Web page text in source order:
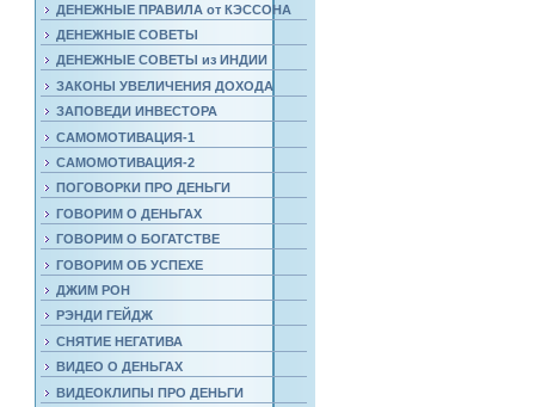
ДЕНЕЖНЫЕ ПРАВИЛА от КЭССОНА
ДЕНЕЖНЫЕ СОВЕТЫ
ДЕНЕЖНЫЕ СОВЕТЫ из ИНДИИ
ЗАКОНЫ УВЕЛИЧЕНИЯ ДОХОДА
ЗАПОВЕДИ ИНВЕСТОРА
САМОМОТИВАЦИЯ-1
САМОМОТИВАЦИЯ-2
ПОГОВОРКИ ПРО ДЕНЬГИ
ГОВОРИМ О ДЕНЬГАХ
ГОВОРИМ О БОГАТСТВЕ
ГОВОРИМ ОБ УСПЕХЕ
ДЖИМ РОН
РЭНДИ ГЕЙДЖ
СНЯТИЕ НЕГАТИВА
ВИДЕО О ДЕНЬГАХ
ВИДЕОКЛИПЫ ПРО ДЕНЬГИ